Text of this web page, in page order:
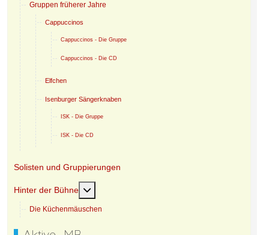
Gruppen früherer Jahre
Cappuccinos
Cappuccinos - Die Gruppe
Cappuccinos - Die CD
Elfchen
Isenburger Sängerknaben
ISK - Die Gruppe
ISK - Die CD
Solisten und Gruppierungen
Hinter der Bühne Weitere Informationen: Hinter der Bühne
Die Küchenmäuschen